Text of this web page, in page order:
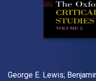
Autor(es)
George E. Lewis;